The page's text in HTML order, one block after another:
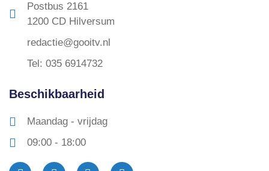
Postbus 2161
1200 CD Hilversum
redactie@gooitv.nl
Tel: 035 6914732
Beschikbaarheid
Maandag - vrijdag
09:00 - 18:00